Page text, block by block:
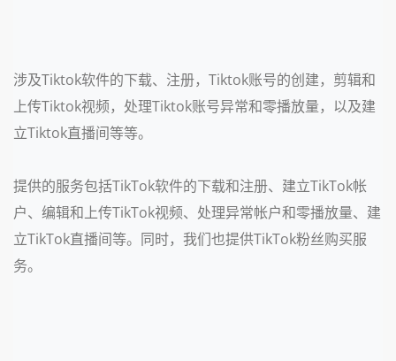
涉及Tiktok软件的下载、注册，Tiktok账号的创建，剪辑和
上传Tiktok视频，处理Tiktok账号异常和零播放量，以及建
立Tiktok直播间等等。
提供的服务包括TikTok软件的下载和注册、建立TikTok帐
户、编辑和上传TikTok视频、处理异常帐户和零播放量、建
立TikTok直播间等。同时，我们也提供TikTok粉丝购买服
务。